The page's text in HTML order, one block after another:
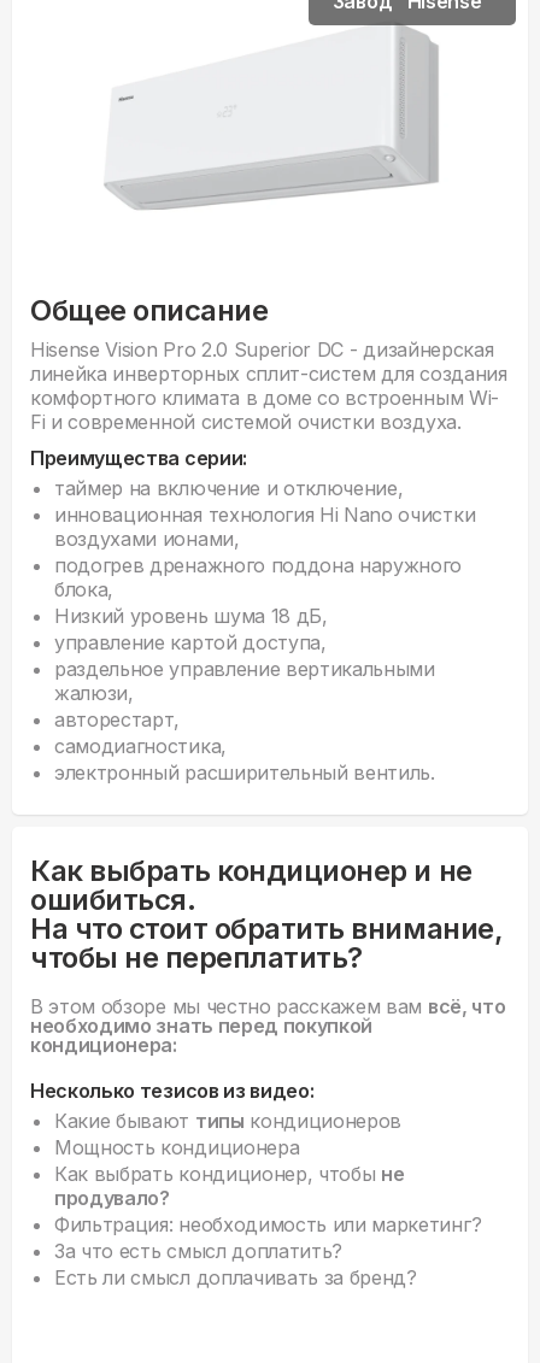
Общее описание
Hisense Vision Pro 2.0 Superior DC - дизайнерская
линейка инверторных сплит-систем для создания
комфортного климата в доме со встроенным Wi-
Fi и современной системой очистки воздуха.
Преимущества серии:
таймер на включение и отключение,
инновационная технология Hi Nano очистки
воздухами ионами,
подогрев дренажного поддона наружного
блока,
Низкий уровень шума 18 дБ,
управление картой доступа,
раздельное управление вертикальными
жалюзи,
авторестарт,
самодиагностика,
электронный расширительный вентиль.
Как выбрать кондиционер и не
ошибиться.
На что стоит обратить внимание,
чтобы не переплатить?
В этом обзоре мы честно расскажем вам всё, что
необходимо знать перед покупкой
кондиционера:
Несколько тезисов из видео:
Какие бывают типы кондиционеров
Мощность кондиционера
Как выбрать кондиционер, чтобы не
продувало?
Фильтрация: необходимость или маркетинг?
За что есть смысл доплатить?
Есть ли смысл доплачивать за бренд?